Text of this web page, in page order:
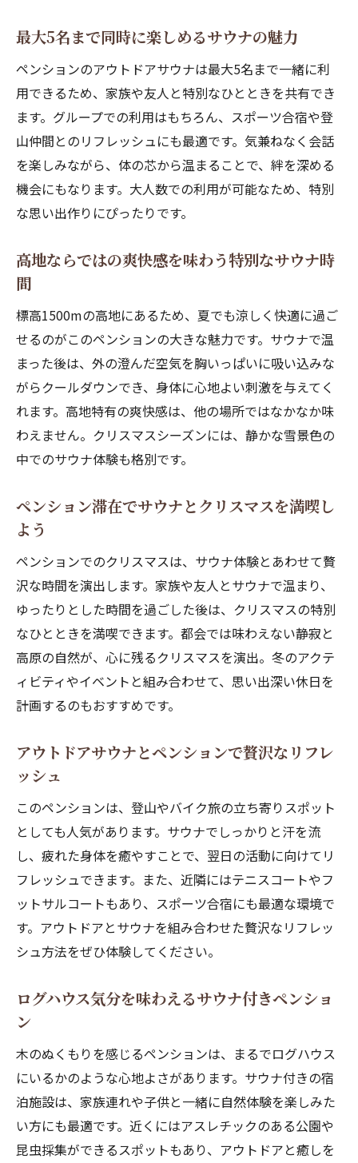
よう
子供連れにおすすめのペンションクリスマ
ス
須坂市の高原ペンションで叶える思い出のクリ
スマス
須坂市峰の原高原ペンションで過ごす特別
な夜
家族や友人と楽しむ思い出深いクリスマス
高原ペンションだからこそ叶う非日常のク
ペンションの魅力を活かした過ごし方を徹
底解説
心に残るクリスマスを高原ペンションで作
ろう
ペンションでリフレッシュするクリスマス
のすすめ
最大5名まで同時に楽しめるサウナの魅力
ペンションのアウトドアサウナは最大5名まで一緒に利
用できるため、家族や友人と特別なひとときを共有でき
ます。グループでの利用はもちろん、スポーツ合宿や登
山仲間とのリフレッシュにも最適です。気兼ねなく会話
を楽しみながら、体の芯から温まることで、絆を深める
機会にもなります。大人数での利用が可能なため、特別
な思い出作りにぴったりです。
高地ならではの爽快感を味わう特別なサウナ時
間
標高1500mの高地にあるため、夏でも涼しく快適に過ご
せるのがこのペンションの大きな魅力です。サウナで温
まった後は、外の澄んだ空気を胸いっぱいに吸い込みな
がらクールダウンでき、身体に心地よい刺激を与えてく
れます。高地特有の爽快感は、他の場所ではなかなか味
わえません。クリスマスシーズンには、静かな雪景色の
中でのサウナ体験も格別です。
ペンション滞在でサウナとクリスマスを満喫し
よう
ペンションでのクリスマスは、サウナ体験とあわせて贅
沢な時間を演出します。家族や友人とサウナで温まり、
ゆったりとした時間を過ごした後は、クリスマスの特別
なひとときを満喫できます。都会では味わえない静寂と
高原の自然が、心に残るクリスマスを演出。冬のアクテ
ィビティやイベントと組み合わせて、思い出深い休日を
計画するのもおすすめです。
アウトドアサウナとペンションで贅沢なリフレ
ッシュ
このペンションは、登山やバイク旅の立ち寄りスポット
としても人気があります。サウナでしっかりと汗を流
し、疲れた身体を癒やすことで、翌日の活動に向けてリ
フレッシュできます。また、近隣にはテニスコートやフ
ットサルコートもあり、スポーツ合宿にも最適な環境で
す。アウトドアとサウナを組み合わせた贅沢なリフレッ
シュ方法をぜひ体験してください。
ログハウス気分を味わえるサウナ付きペンショ
ン
木のぬくもりを感じるペンションは、まるでログハウス
にいるかのような心地よさがあります。サウナ付きの宿
泊施設は、家族連れや子供と一緒に自然体験を楽しみた
い方にも最適です。近くにはアスレチックのある公園や
昆虫採集ができるスポットもあり、アウトドアと癒しを